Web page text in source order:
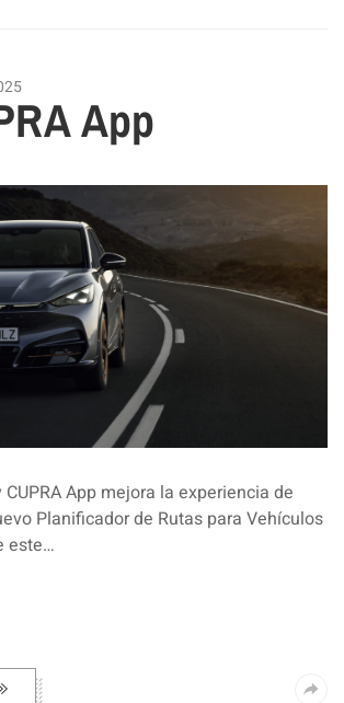
App
App mejora la experiencia de
Planificador de Rutas para Vehículos
este…